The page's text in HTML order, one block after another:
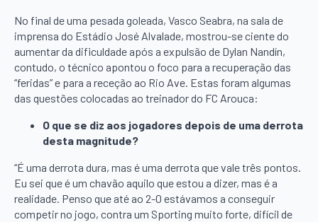
No final de uma pesada goleada, Vasco Seabra, na sala de
imprensa do Estádio José Alvalade, mostrou-se ciente do
aumentar da dificuldade após a expulsão de Dylan Nandín,
contudo, o técnico apontou o foco para a recuperação das
“feridas” e para a receção ao Rio Ave. Estas foram algumas
das questões colocadas ao treinador do FC Arouca:
O que se diz aos jogadores depois de uma derrota
desta magnitude?
“É uma derrota dura, mas é uma derrota que vale três pontos.
Eu sei que é um chavão aquilo que estou a dizer, mas é a
realidade. Penso que até ao 2-0 estávamos a conseguir
competir no jogo, contra um Sporting muito forte, difícil de